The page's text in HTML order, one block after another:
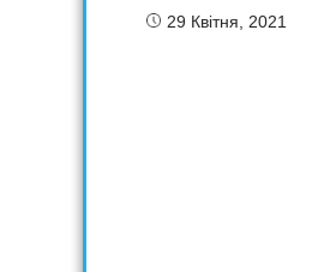
29 Квітня, 2021